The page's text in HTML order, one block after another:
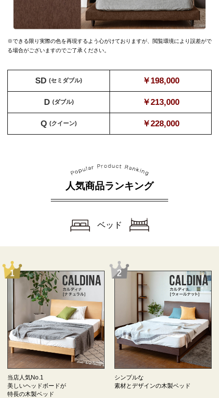
※できる限り実際の色を再現するよう心がけておりますが、 閲覧環境により誤差がで
る場合がございますのでご了承ください。
SD (セミダブル) ￥198,000
D (ダブル) ￥213,000
Q (クイーン) ￥228,000
人気商品ランキング
ベッド
当店人気No.1
美しいヘッドボードが
特長の木製ベッド
シンプルな
素材とデザインの木製ベッド